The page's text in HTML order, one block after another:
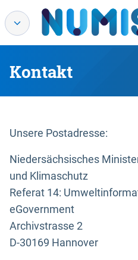
Kontakt
Unsere Postadresse:
Niedersächsisches
und Klimaschutz
Referat 14:
eGovernment
Archivstrasse 2
D-30169 Hannover